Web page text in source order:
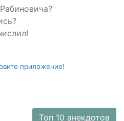
приложение!
Топ 10 анекдотов